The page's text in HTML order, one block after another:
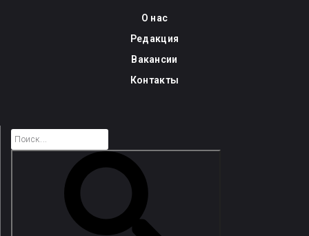
О нас
Редакция
Вакансии
Контакты